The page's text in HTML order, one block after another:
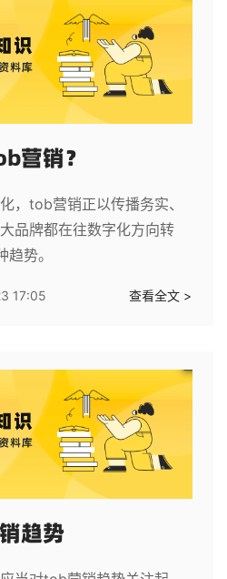
营销？
，tob营销正以传播务实、
品牌都在往数字化方向转
势。
17:05 查看全文 >
趋势